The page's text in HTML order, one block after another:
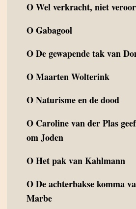
OWel verkracht, niet
OGabagool
ODe gewapende tak van
OMaarten Wolterink
ONaturisme en de dood
O Caroline van der Plas
om Joden
OHet pak van Kahlmann
ODe achterbakse komma
Marbe